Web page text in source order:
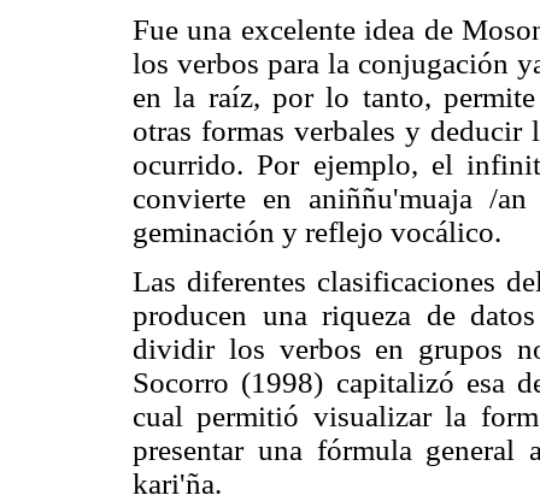
Fue una excelente idea de
los verbos para la conjugación
en la raíz, por lo tanto,
otras formas verbales y
ocurrido. Por ejemplo, el
convierte en aniññu'muaja /
geminación y reflejo vocálico.
Las diferentes clasificaciones
producen una riqueza de
dividir los verbos en grupos
Socorro (1998) capitalizó esa
cual permitió visualizar la
presentar una fórmula
kari'ña.